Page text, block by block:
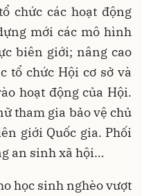
chức các hoạt động
mới các mô hình
biên giới; nâng cao
tổ chức Hội cơ sở và
hoạt động của Hội.
tham gia bảo vệ chủ
giới Quốc gia. Phối
an sinh xã hội…
học sinh nghèo vượt